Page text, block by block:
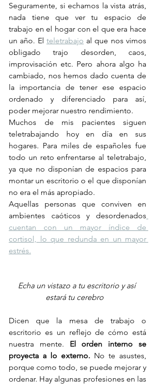
Seguramente, si echamos la vista atrás,
nada tiene que ver tu espacio de
trabajo en el hogar con el que era hace
un año. El teletrabajo al que nos vimos
obligado trajo desorden, caos,
improvisación etc. Pero ahora algo ha
cambiado, nos hemos dado cuenta de
la importancia de tener ese espacio
ordenado y diferenciado para así,
poder mejorar nuestro rendimiento.
Muchos de mis pacientes siguen
teletrabajando hoy en día en sus
hogares. Para miles de españoles fue
todo un reto enfrentarse al teletrabajo,
ya que no disponían de espacios para
montar un escritorio o el que disponían
no era el más apropiado.
Aquellas personas que conviven en
ambientes caóticos y desordenados
cuentan con un mayor índice de
cortisol, lo que redunda en un mayor
estrés.
Echa un vistazo a tu escritorio y así
estará tu cerebro
Dicen que la mesa de trabajo o
escritorio es un reflejo de cómo está
nuestra mente. El orden interno se
proyecta a lo externo. No te asustes,
porque como todo, se puede mejorar y
ordenar. Hay algunas profesiones en las